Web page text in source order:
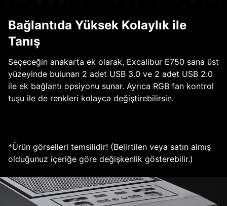
Bağlantıda Yüksek Kolaylık ile
Tanış
Seçeceğin anakarta ek olarak, Excalibur E750 sana üst
yüzeyinde bulunan 2 adet USB 3.0 ve 2 adet USB 2.0
ile ek bağlantı opsiyonu sunar. Ayrıca RGB fan kontrol
tuşu ile de renkleri kolayca değiştirebilirsin.
*Ürün görselleri temsilidir! (Belirtilen veya satın almış
olduğunuz içeriğe göre değişkenlik gösterebilir.)